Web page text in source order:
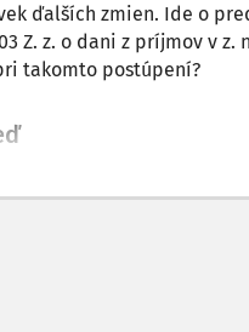
ďalších zmien. Ide o
Z. z. o dani z príjmov v
takomto postúpení?